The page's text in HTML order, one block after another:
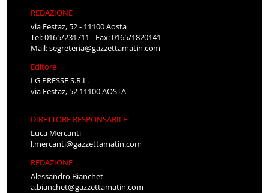
REDAZIONE
via Festaz, 52 - 11100 Aosta
Tel: 0165/231711 - Fax: 0165/1820141
Mail:segreteria@gazzettamatin.com
Editore
LG PRESSE S.R.L.
via Festaz, 52 11100 AOSTA
DIRETTORE RESPONSABILE
Luca Mercanti
l.mercanti@gazzettamatin.com
REDAZIONE
Alessandro Bianchet
a.bianchet@gazzettamatin.com